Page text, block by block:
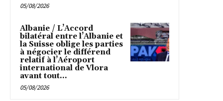
05/08/2026
Albanie / L’Accord
bilatéral entre l’Albanie et
la Suisse oblige les parties
à négocier le différend
relatif à l’Aéroport
international de Vlora
avant tout...
05/08/2026